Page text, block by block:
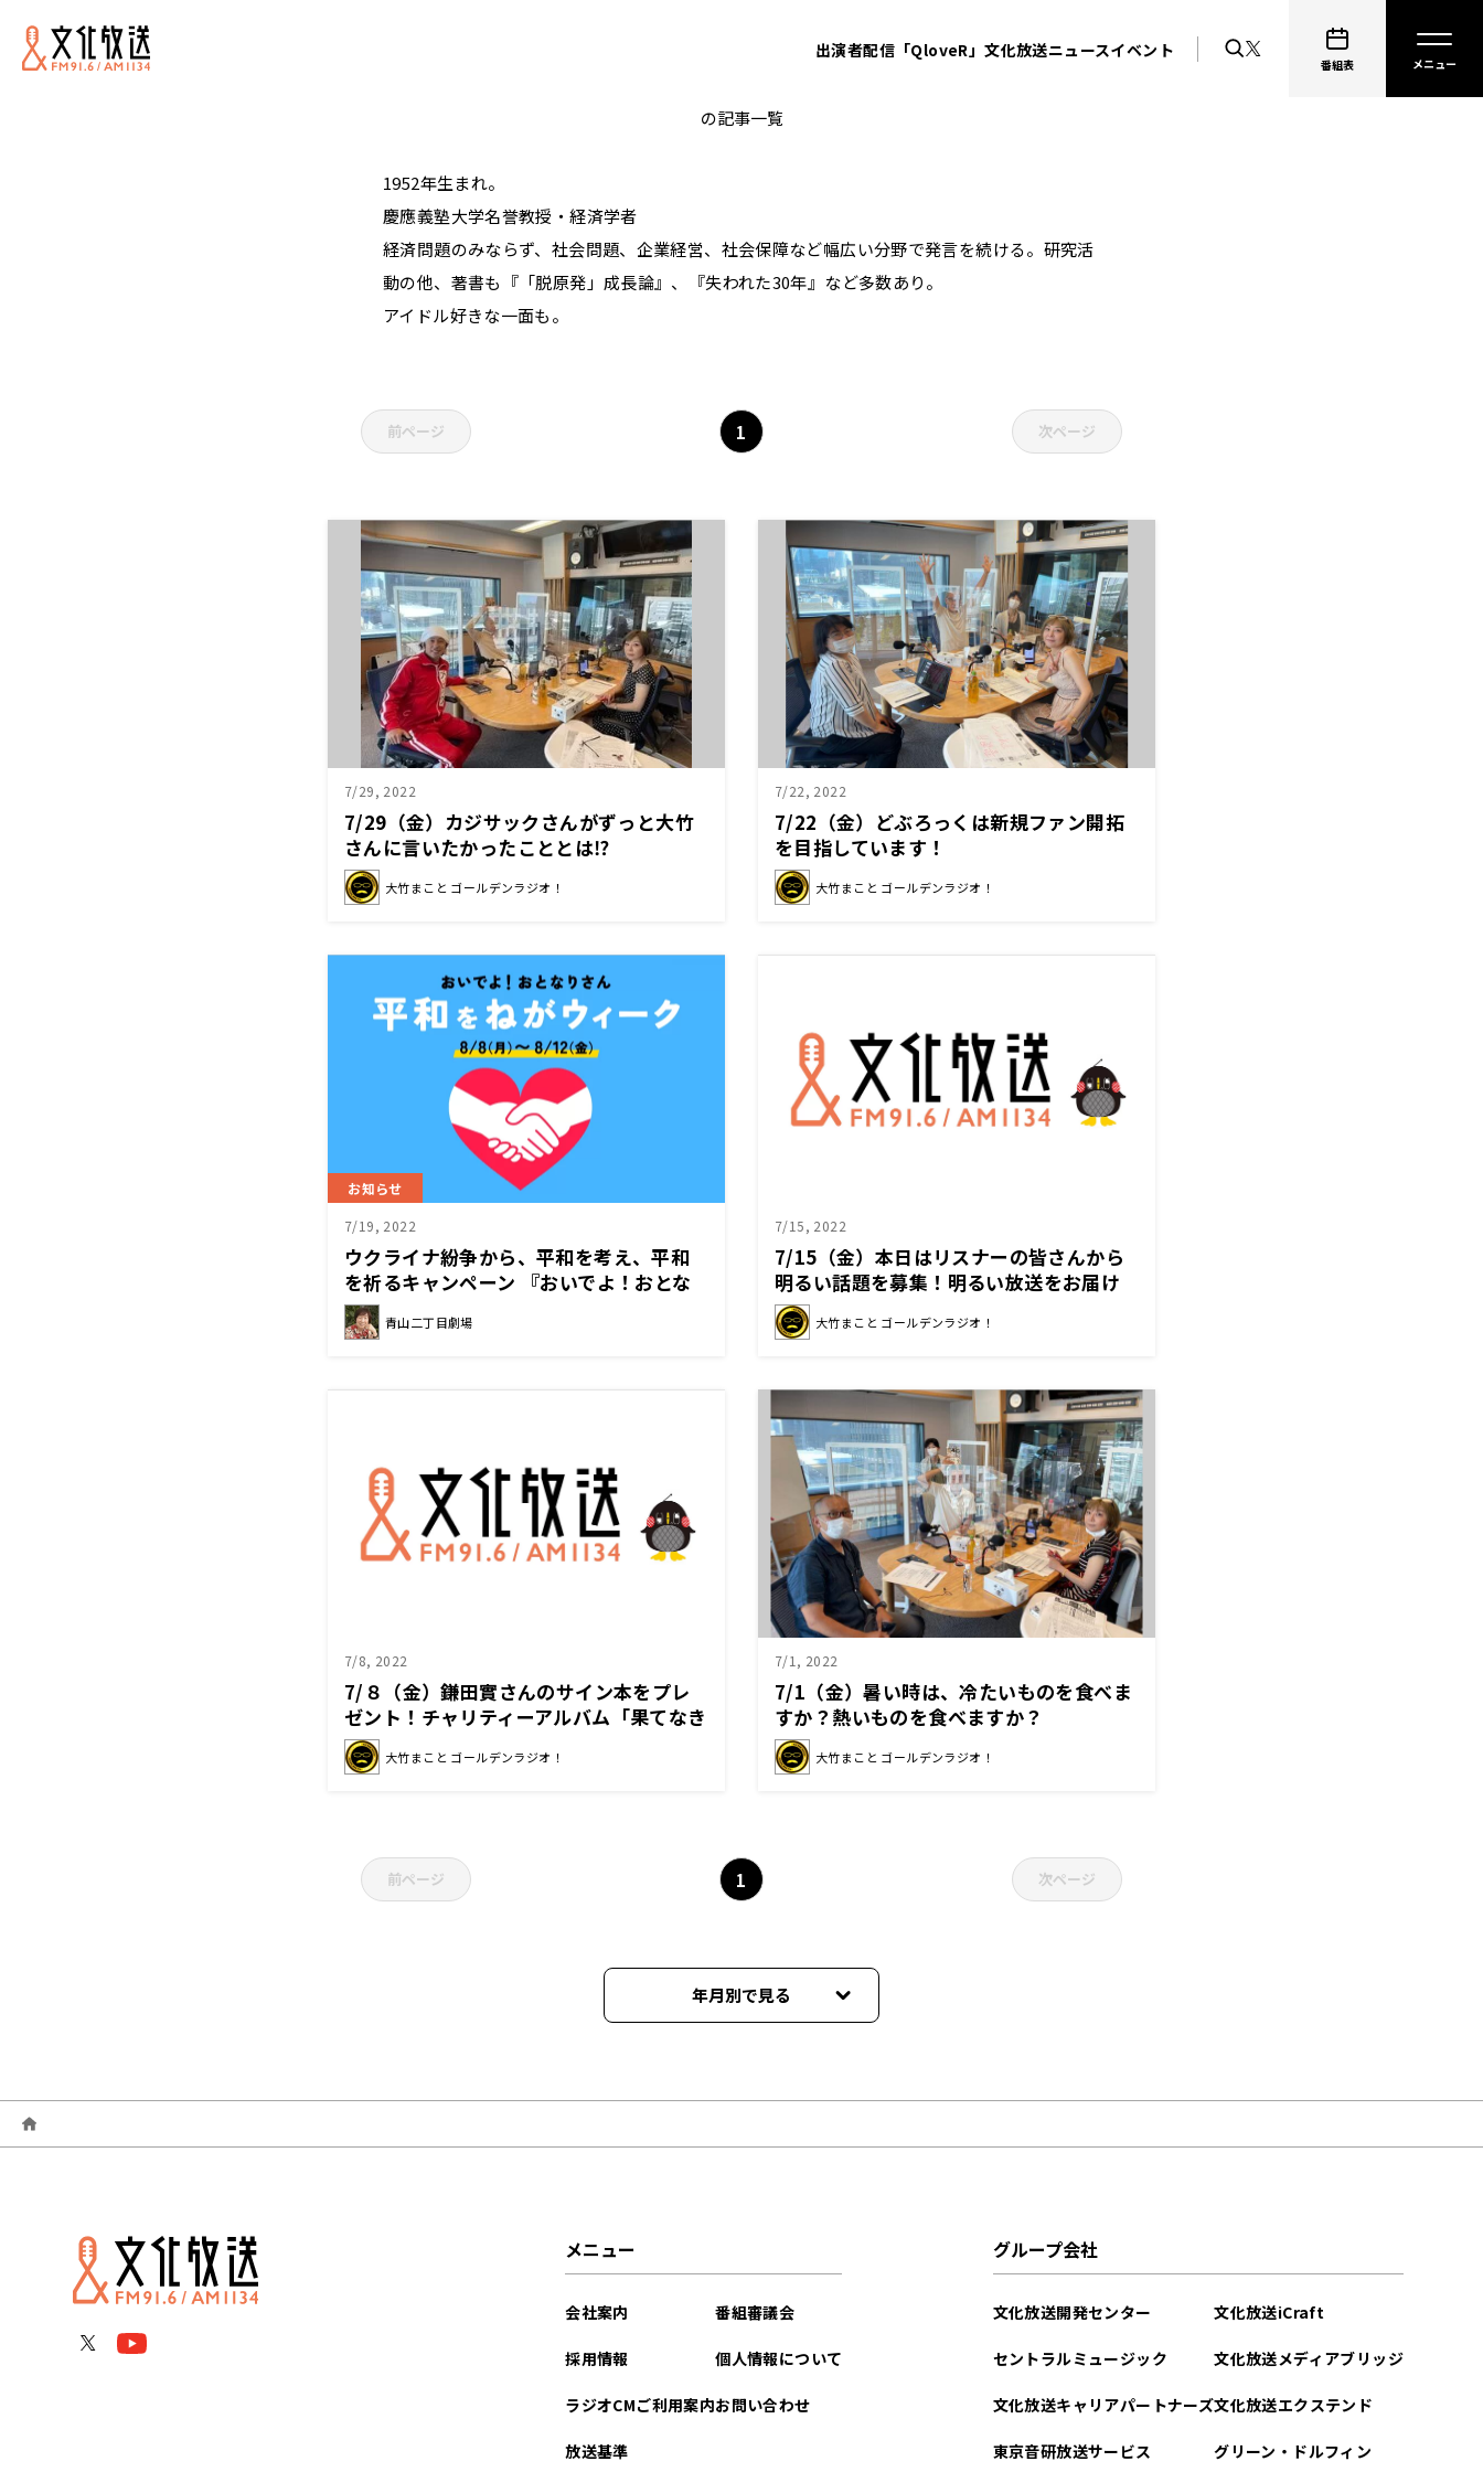
出演者配信「QloveR」文化放送ニュースイベント
番組表
の記事一覧
1952年生まれ。
慶應義塾大学名誉教授・経済学者
経済問題のみならず、社会問題、企業経営、社会保障など幅広い分野で発言を続ける。研究活
動の他、著書も『「脱原発」成長論』、『失われた30年』など多数あり。
アイドル好きな一面も。
前ページ 1 次ページ
7/29, 2022
7/29（金）カジサックさんがずっと大竹
さんに言いたかったこととは⁉
大竹まこと ゴールデンラジオ！
7/22, 2022
7/22（金）どぶろっくは新規ファン開拓
を目指しています！
大竹まこと ゴールデンラジオ！
お知らせ
7/19, 2022
ウクライナ紛争から、平和を考え、平和
を祈るキャンペーン 『おいでよ！おとな
りさん 平和をねがウィーク』 8月8日
（月)～12日（金）
青山二丁目劇場
7/15, 2022
7/15（金）本日はリスナーの皆さんから
明るい話題を募集！明るい放送をお届け
しました！
大竹まこと ゴールデンラジオ！
7/8, 2022
7/８（金）鎌田實さんのサイン本をプレ
ゼント！チャリティーアルバム「果てなき
大地の上に」も是非お買い求めくださ
い！ 大竹まこと ゴールデンラジオ！
7/1, 2022
7/1（金）暑い時は、冷たいものを食べま
すか？熱いものを食べますか？
大竹まこと ゴールデンラジオ！
前ページ 1 次ページ
年月別で見る
2026年02月
2026年01月
メニュー
会社案内
採用情報
ラジオCMご利用案内
放送基準
番組審議会
個人情報について
お問い合わせ
グループ会社
文化放送開発センター
セントラルミュージック
文化放送キャリアパートナーズ
東京音研放送サービス
文化放送iCraft
文化放送メディアブリッジ
文化放送エクステンド
グリーン・ドルフィン